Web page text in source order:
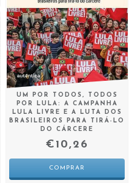
UM POR TODOS, TODOS
POR LULA: A CAMPANHA
LULA LIVRE E A LUTA DOS
BRASILEIROS PARA TIRÁ-LO
DO CÁRCERE
€10,26